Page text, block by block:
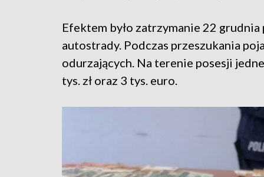
Efektem było zatrzymanie 22
autostrady. Podczas przeszukania
odurzających. Na terenie posesji
tys. zł oraz 3 tys. euro.